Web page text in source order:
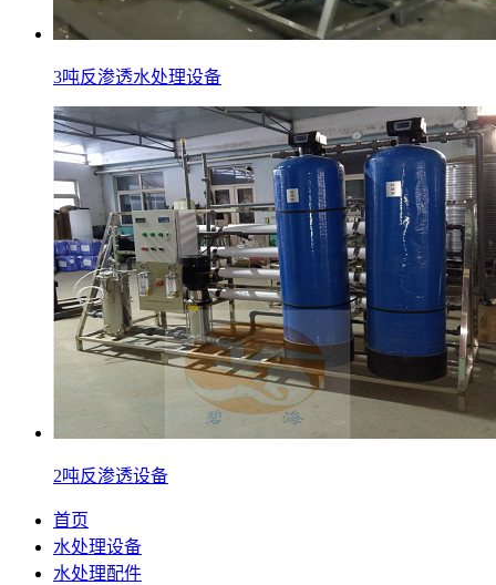
3吨反渗透水处理设备
2吨反渗透设备
首页
水处理设备
水处理配件